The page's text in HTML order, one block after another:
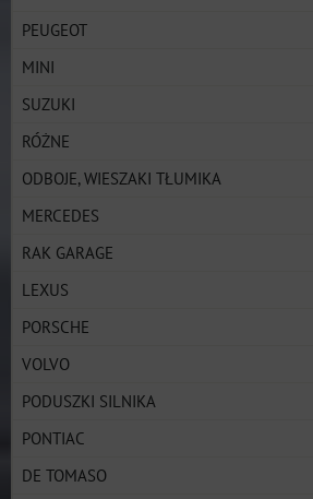
PEUGEOT
MINI
SUZUKI
RÓŻNE
ODBOJE, WIESZAKI TŁUMIKA
MERCEDES
RAK GARAGE
LEXUS
PORSCHE
VOLVO
PODUSZKI SILNIKA
PONTIAC
DE TOMASO